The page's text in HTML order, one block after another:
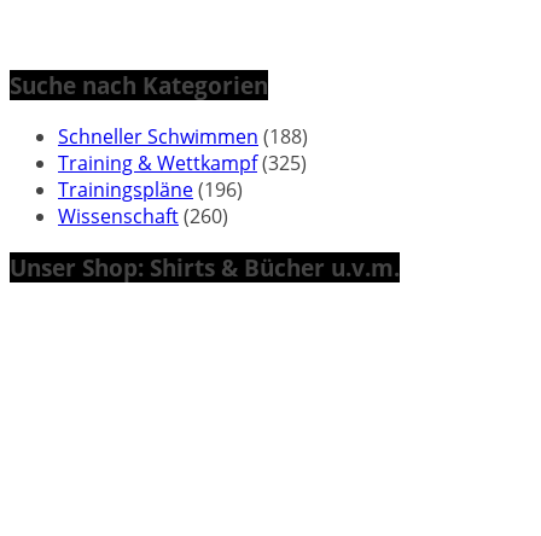
Suche nach Kategorien
Schneller Schwimmen (188)
Training & Wettkampf(325)
Trainingspläne(196)
Wissenschaft(260)
Unser Shop: Shirts & Bücher u.v.m.